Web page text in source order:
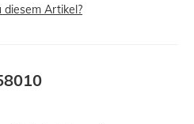
diesem Artikel?